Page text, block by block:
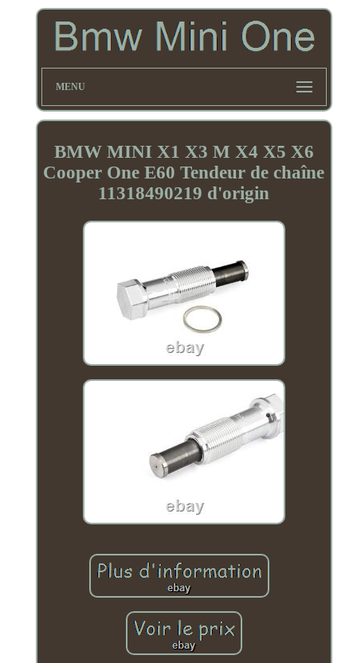
MENU
BMW MINI X1 X3 M X4 X5 X6
Cooper One E60 Tendeur de chaîne
11318490219 d'origin